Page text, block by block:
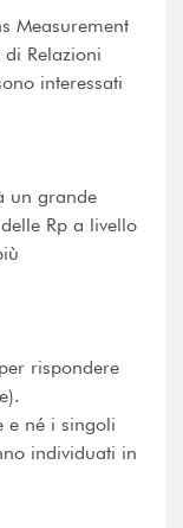
Measurement
Relazioni
interessati
un grande
Rp a livello
rispondere
e né i singoli
individuati in